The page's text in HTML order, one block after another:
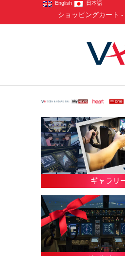
English 日本語
ショッピングカート -